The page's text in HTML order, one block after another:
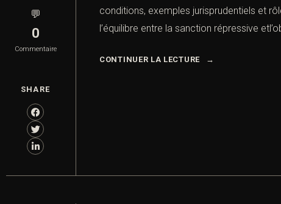
💬
0
Commentaire
SHARE
conditions, exemples jurisprudentiels et
l’équilibre entre la sanction répressive
CONTINUER LA LECTURE